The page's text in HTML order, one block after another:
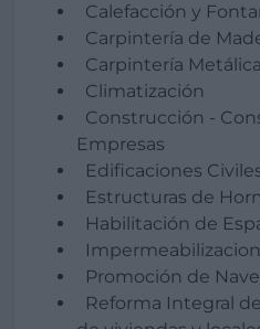
Calefacción y
Carpintería de
Carpintería
Climatización
Construcción -
Empresas
Edificaciones
Estructuras de
Habilitación de
Promoción de
Reforma Integral